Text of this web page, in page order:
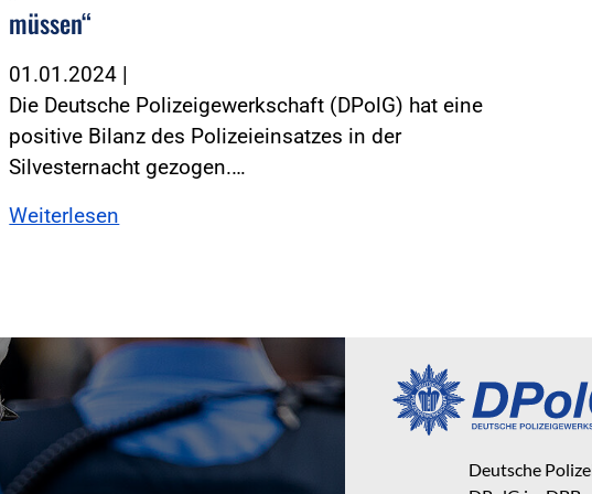
müssen“
01.01.2024 |
Die Deutsche Polizeigewerkschaft (DPolG) hat eine
positive Bilanz des Polizeieinsatzes in der
Silvesternacht gezogen.…
Weiterlesen
Deutsche